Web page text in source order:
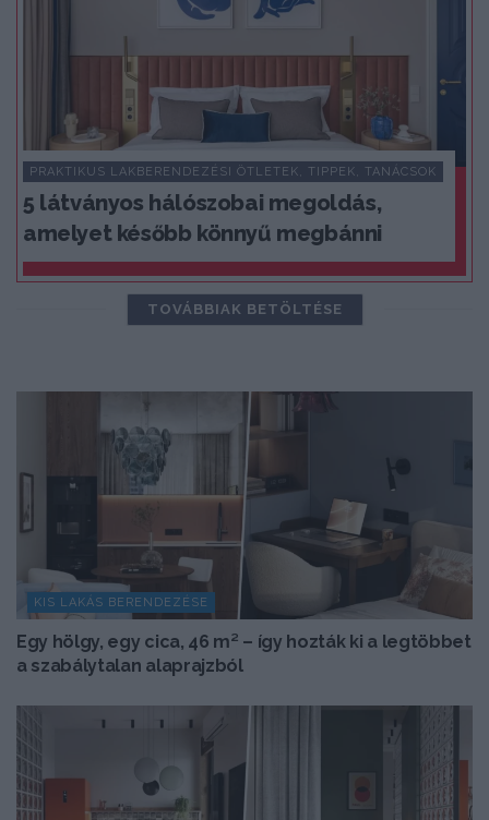
PRAKTIKUS LAKBERENDEZÉSI ÖTLETEK, TIPPEK, TANÁCSOK
5 látványos hálószobai megoldás,
amelyet később könnyű megbánni
TOVÁBBIAK BETÖLTÉSE
KIS LAKÁS BERENDEZÉSE
Egy hölgy, egy cica, 46 m² – így hozták ki a legtöbbet
a szabálytalan alaprajzból